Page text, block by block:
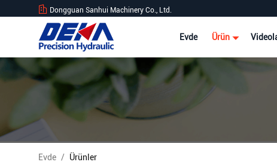
Dongguan Sanhui Machinery Co., Ltd.
Evde Ürün
Evde / Ürünler